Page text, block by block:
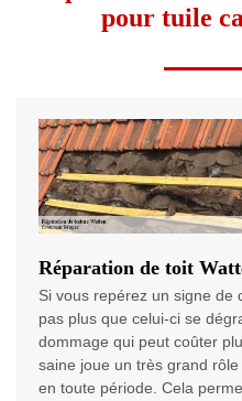
pour tuile
Réparation de toit
Si vous repérez un signe de
pas plus que celui-ci se
dommage qui peut coûter
saine joue un très grand
en toute période. Cela